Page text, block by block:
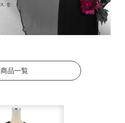
商品一覧